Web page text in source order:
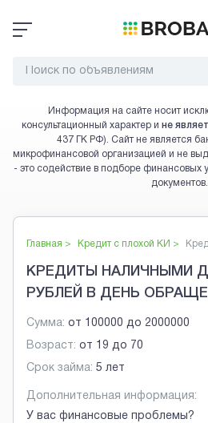
Информация на сайте носит
консультационный характер и не
437 ГК РФ). Сайт не является
микрофинансовой организацией и не
- это содействие в подборе финансовых
документов.
Главная > Кредит с плохой КИ >
КРЕДИТЫ НАЛИЧНЫМИ
РУБЛЕЙ В ДЕНЬ
Сумма: от 100000 до 2000000
Возраст: от 19 до 70
Срок займа: 5 лет
Дополнительная информация:
У вас финансовые проблемы?